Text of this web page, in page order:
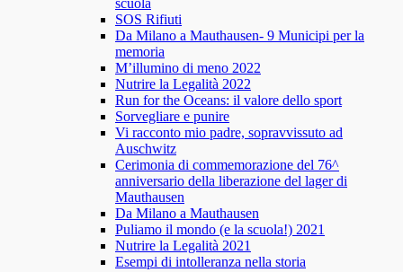
scuola
SOS Rifiuti
Da Milano a Mauthausen- 9 Municipi per la
memoria
M’illumino di meno 2022
Nutrire la Legalità 2022
Run for the Oceans: il valore dello sport
Sorvegliare e punire
Vi racconto mio padre, sopravvissuto ad
Auschwitz
Cerimonia di commemorazione del 76^
anniversario della liberazione del lager di
Mauthausen
Da Milano a Mauthausen
Puliamo il mondo (e la scuola!) 2021
Nutrire la Legalità 2021
Esempi di intolleranza nella storia